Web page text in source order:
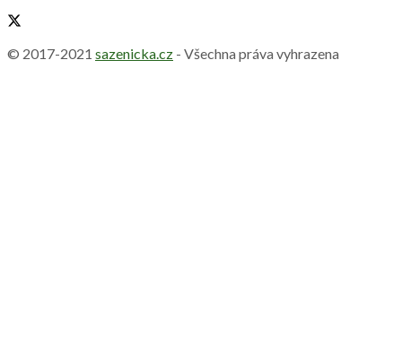
© 2017-2021 sazenicka.cz - Všechna práva vyhrazena